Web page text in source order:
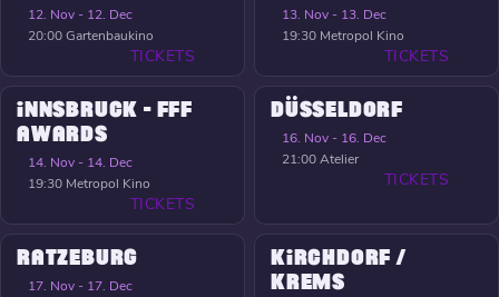
12. Nov - 12. Dec
20:00Gartenbaukino
TICKETS
13. Nov - 13. Dec
19:30 Metropol Kino
TICKETS
INNSBRUCK - FFF
AWARDS
14. Nov - 14. Dec
19:30 Metropol Kino
TICKETS
DÜSSELDORF
16. Nov - 16. Dec
21:00Atelier
TICKETS
RATZEBURG
17. Nov - 17. Dec
KIRCHDORF /
KREMS